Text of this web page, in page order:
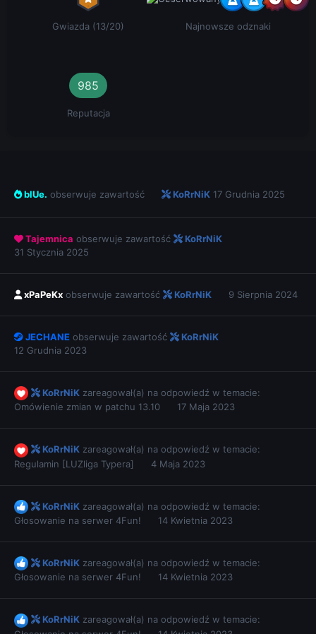
Gwiazda (13/20) Najnowsze odznaki
985
Reputacja
blUe. obserwuje zawartość KoRrNiK 17 Grudnia 2025
Tajemnica obserwuje zawartość
KoRrNiK
31 Stycznia 2025
xPaPeKx obserwuje zawartość KoRrNiK 9 Sierpnia 2024
JECHANE obserwuje zawartość
KoRrNiK
12 Grudnia 2023
KoRrNiK zareagował(a) na odpowiedź w temacie:
Omówienie zmian w patchu 13.10
17 Maja 2023
KoRrNiK zareagował(a) na odpowiedź w temacie:
Regulamin [LUZliga Typera]
4 Maja 2023
KoRrNiK zareagował(a) na odpowiedź w temacie:
Głosowanie na serwer 4Fun!
14 Kwietnia 2023
KoRrNiK zareagował(a) na odpowiedź w temacie:
Głosowanie na serwer 4Fun!
14 Kwietnia 2023
KoRrNiK zareagował(a) na odpowiedź w temacie: